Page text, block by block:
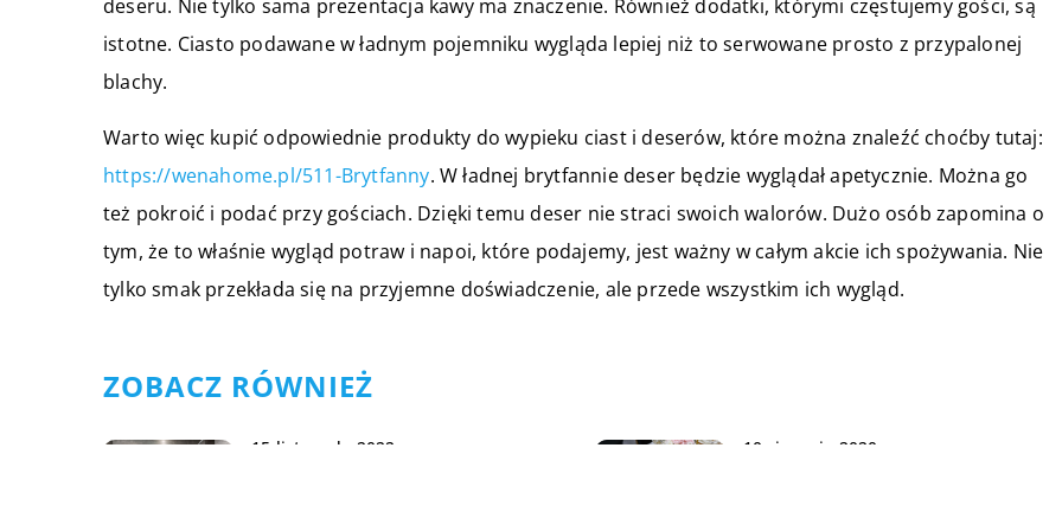
deseru. Nie tylko sama prezentacja kawy ma znaczenie. Również dodatki, którymi częstujemy gości, są
istotne. Ciasto podawane w ładnym pojemniku wygląda lepiej niż to serwowane prosto z przypalonej
blachy.
Warto więc kupić odpowiednie produkty do wypieku ciast i deserów, które można znaleźć choćby tutaj:
https://wenahome.pl/511-Brytfanny. W ładnej brytfannie deser będzie wyglądał apetycznie. Można go
też pokroić i podać przy gościach. Dzięki temu deser nie straci swoich walorów. Dużo osób zapomina o
tym, że to właśnie wygląd potraw i napoi, które podajemy, jest ważny w całym akcie ich spożywania. Nie
tylko smak przekłada się na przyjemne doświadczenie, ale przede wszystkim ich wygląd.
ZOBACZ RÓWNIEŻ
15 listopada 2022 10 sierpnia 2020